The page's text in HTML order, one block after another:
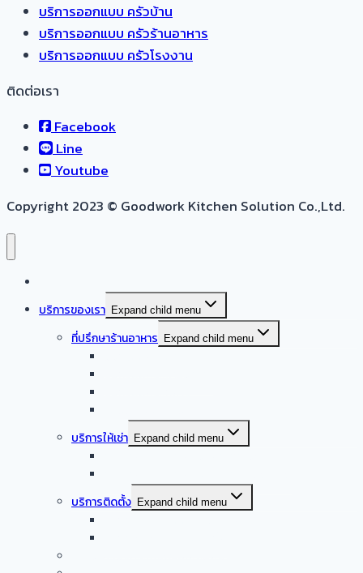
บริการออกแบบ ครัวบ้าน
บริการออกแบบ ครัวร้านอาหาร
บริการออกแบบ ครัวโรงงาน
ติดต่อเรา
Facebook
Line
Youtube
Copyright 2023 © Goodwork Kitchen Solution Co.,Ltd.
บริการของเรา Expand child menu
ที่ปรึกษาร้านอาหาร Expand child menu
บริการให้เช่า Expand child menu
บริการติดตั้ง Expand child menu